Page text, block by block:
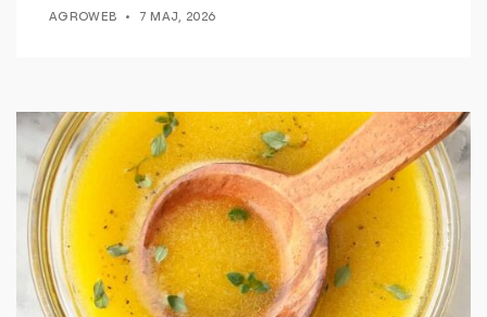
AGROWEB 7 MAJ, 2026